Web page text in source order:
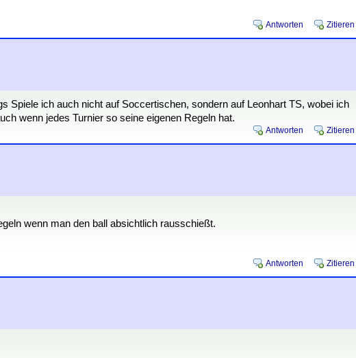
Antworten Zitieren
Spiele ich auch nicht auf Soccertischen, sondern auf Leonhart TS, wobei ich
wenn jedes Turnier so seine eigenen Regeln hat.
Antworten Zitieren
wenn man den ball absichtlich rausschießt.
Antworten Zitieren